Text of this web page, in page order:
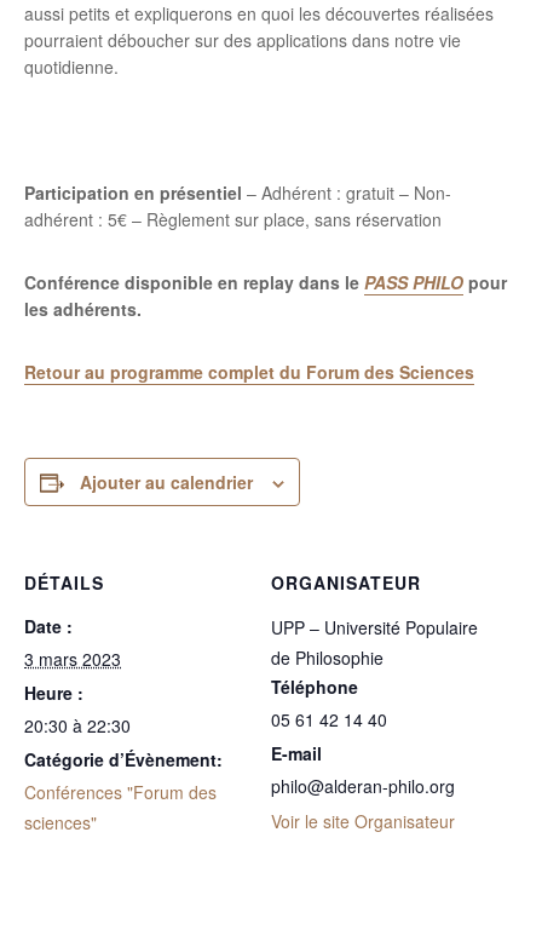
aussi petits et expliquerons en quoi les découvertes réalisées
pourraient déboucher sur des applications dans notre vie
quotidienne.
Participation en présentiel – Adhérent : gratuit – Non-
adhérent : 5€ – Règlement sur place, sans réservation
Conférence disponible en replay dans le PASS PHILO pour
les adhérents.
Retour au programme complet du Forum des Sciences
Ajouter au calendrier
DÉTAILS
Date :
3 mars 2023
Heure :
20:30 à 22:30
Catégorie d’Évènement:
Conférences "Forum des
sciences"
ORGANISATEUR
UPP – Université Populaire
de Philosophie
Téléphone
05 61 42 14 40
E-mail
philo@alderan-philo.org
Voir le site Organisateur